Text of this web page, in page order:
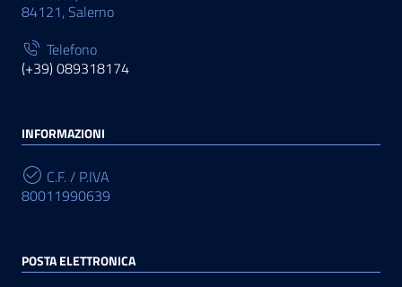
84121, Salerno
Telefono
(+39) 089318174
INFORMAZIONI
C.F. / P.IVA
80011990639
POSTA ELETTRONICA